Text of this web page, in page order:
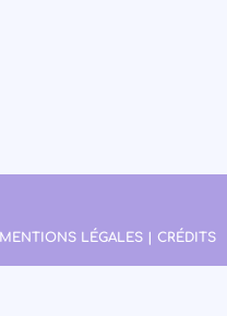
MENTIONS LÉGALES | CRÉDITS